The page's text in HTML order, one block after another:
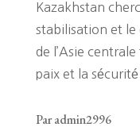
Kazakhstan
stabilisation et le
de l’Asie
paix et la
Par admin2996